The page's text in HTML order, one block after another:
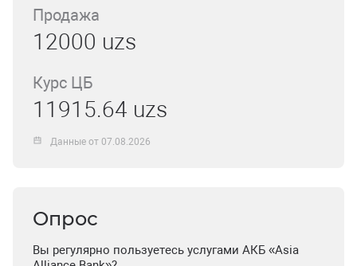
Продажа
12000 uzs
Курс ЦБ
11915.64 uzs
Данные от 07.08.2026
Опрос
Вы регулярно пользуетесь услугами АКБ «Asia